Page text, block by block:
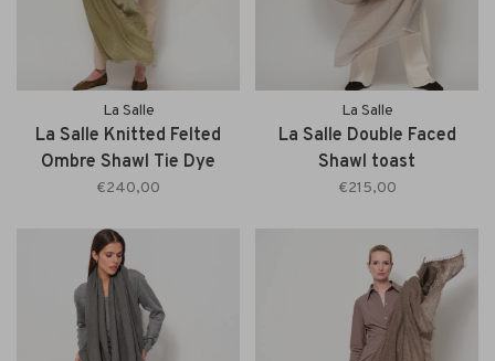
La Salle
La Salle Knitted Felted
Ombre Shawl Tie Dye
garden
€240,00
La Salle
La Salle Double Faced
Shawl toast
€215,00